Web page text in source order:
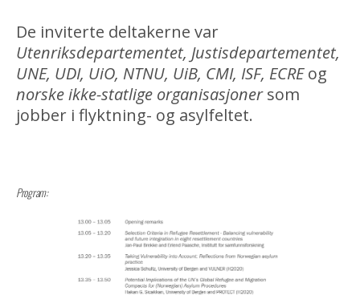
De inviterte deltakerne var
Utenriksdepartementet, Justisdepartementet,
UNE, UDI, UiO, NTNU, UiB, CMI, ISF, ECREog
norske ikke-statlige organisasjonersom
jobber i flyktning- og asylfeltet.
Program: